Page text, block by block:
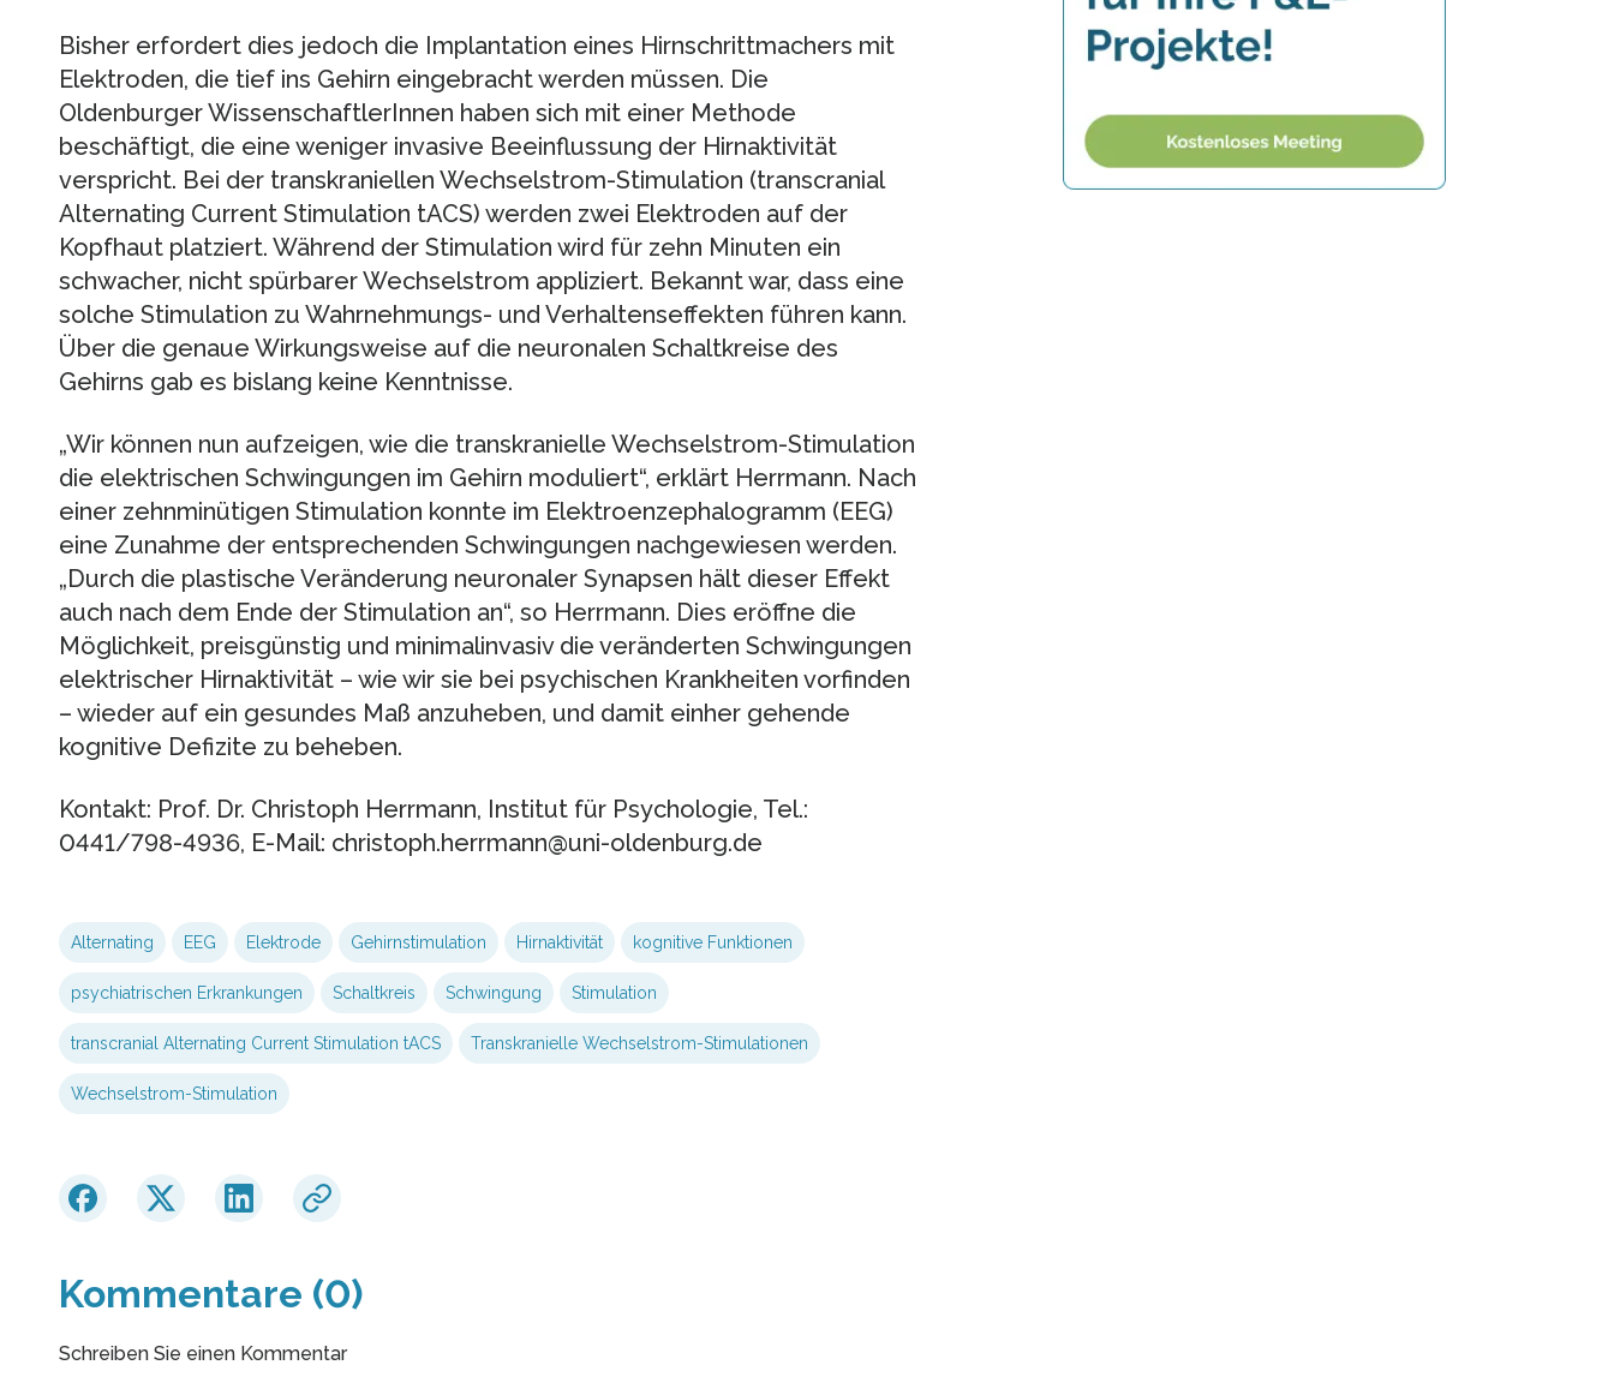
Bisher erfordert dies jedoch die Implantation eines Hirnschrittmachers mit
Elektroden, die tief ins Gehirn eingebracht werden müssen. Die
Oldenburger WissenschaftlerInnen haben sich mit einer Methode
beschäftigt, die eine weniger invasive Beeinflussung der Hirnaktivität
verspricht. Bei der transkraniellen Wechselstrom-Stimulation (transcranial
Alternating Current Stimulation tACS) werden zwei Elektroden auf der
Kopfhaut platziert. Während der Stimulation wird für zehn Minuten ein
schwacher, nicht spürbarer Wechselstrom appliziert. Bekannt war, dass eine
solche Stimulation zu Wahrnehmungs- und Verhaltenseffekten führen kann.
Über die genaue Wirkungsweise auf die neuronalen Schaltkreise des
Gehirns gab es bislang keine Kenntnisse.
„Wir können nun aufzeigen, wie die transkranielle Wechselstrom-Stimulation
die elektrischen Schwingungen im Gehirn moduliert“, erklärt Herrmann. Nach
einer zehnminütigen Stimulation konnte im Elektroenzephalogramm (EEG)
eine Zunahme der entsprechenden Schwingungen nachgewiesen werden.
„Durch die plastische Veränderung neuronaler Synapsen hält dieser Effekt
auch nach dem Ende der Stimulation an“, so Herrmann. Dies eröffne die
Möglichkeit, preisgünstig und minimalinvasiv die veränderten Schwingungen
elektrischer Hirnaktivität – wie wir sie bei psychischen Krankheiten vorfinden
– wieder auf ein gesundes Maß anzuheben, und damit einher gehende
kognitive Defizite zu beheben.
Kontakt: Prof. Dr. Christoph Herrmann, Institut für Psychologie, Tel.:
0441/798-4936, E-Mail: christoph.herrmann@uni-oldenburg.de
Alternating EEG Elektrode Gehirnstimulation Hirnaktivität kognitive Funktionen
psychiatrischen Erkrankungen Schaltkreis Schwingung Stimulation
transcranial Alternating Current Stimulation tACS Transkranielle Wechselstrom-Stimulationen
Wechselstrom-Stimulation
Kommentare (0)
Schreiben Sie einen Kommentar